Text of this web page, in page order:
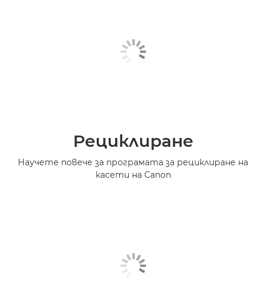
Рециклиране
Научете повече за програмата за рециклиране на
касети на Canon